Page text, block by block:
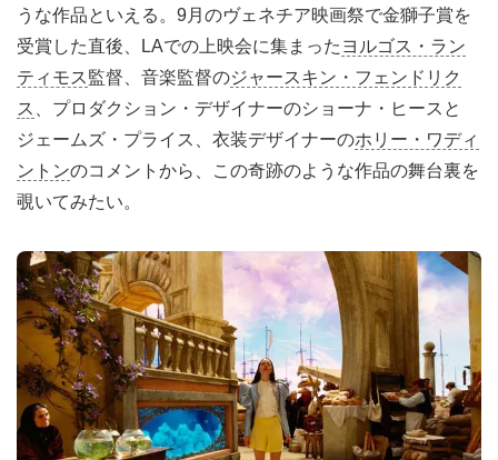
うな作品といえる。9月のヴェネチア映画祭で金獅子賞を
受賞した直後、LAでの上映会に集まった ヨルゴス・ラン
ティモス監督、音楽監督のジャースキン・フェンドリク
ス
、プロダクション・デザイナーのショーナ・ヒースと
ジェームズ・プライス、衣装デザイナーのホリー・ワディ
ントンのコメントから、この奇跡のような作品の舞台裏を
覗いてみたい。